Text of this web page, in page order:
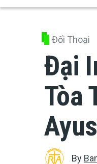
Đối Thoại
Đại
Tòa
By